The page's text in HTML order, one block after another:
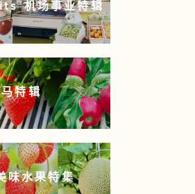
机场事业特辑
特辑
味水果特集